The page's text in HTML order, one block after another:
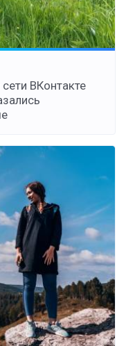
ВКонтакте